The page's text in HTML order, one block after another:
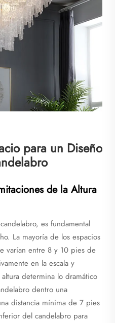
para un Diseño
de la Altura
es fundamental
La mayoría de los espacios
varían entre 8 y 10 pies de
en la escala y
determina lo dramático
dentro una
distancia mínima de 7 pies
del candelabro para